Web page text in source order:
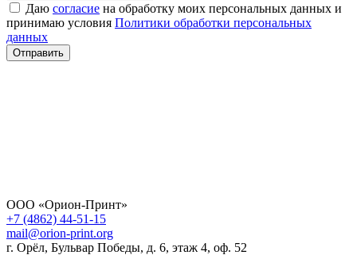
Даю согласие на обработку моих персональных данных и
принимаю условия Политики обработки персональных
данных
Отправить
ООО «Орион-Принт»
+7 (4862) 44-51-15
mail@orion-print.org
г. Орёл, Бульвар Победы, д. 6, этаж 4, оф. 52